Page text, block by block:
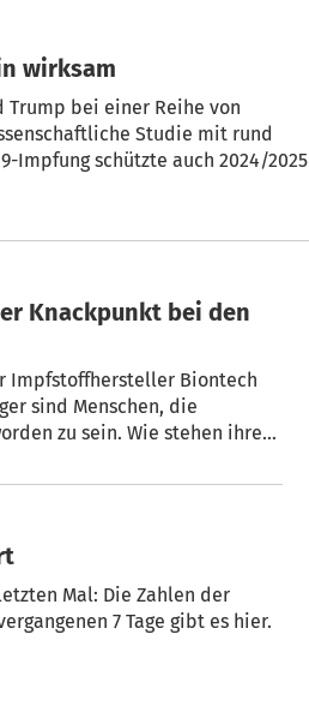
wirksam
bei einer Reihe von
Studie mit rund
Impfung schützte auch 2024/2025
Impfstoffhersteller Biontech
sind Menschen, die
zu sein. Wie stehen ihre
Mal: Die Zahlen der
7 Tage gibt es hier.